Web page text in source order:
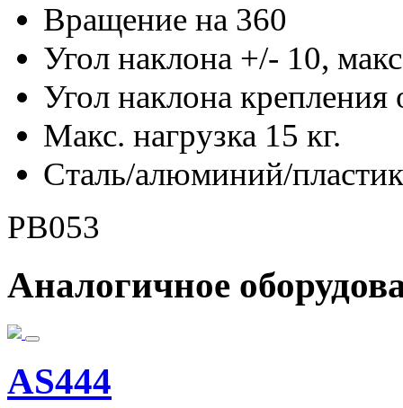
Вращение на 360
Угол наклона +/- 10,
Угол наклона
Макс. нагрузка 15 кг.
Сталь/алюминий/пластик
PB053
Аналогичное
AS444